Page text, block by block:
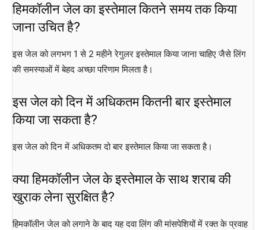
हिमकॉलीन जेल का इस्तेमाल कितने समय तक किया
जाना उचित है?
इस जेल को लगभग 1 से 2 महीने रेगुलर इस्तेमाल किया जाना चाहिए जैसे लिंग
की समस्याओं में बेहद अच्छा परिणाम मिलता है।
इस जेल को दिन में अधिकतम कितनी बार इस्तेमाल
किया जा सकता है?
इस जेल को दिन में अधिकतम दो बार इस्तेमाल किया जा सकता है।
क्या हिमकॉलीन जेल के इस्तेमाल के साथ शराब की
खुराक लेना सुरक्षित है?
हिमकॉलीन जेल को लगाने के बाद यह दवा लिंग की मांसपेशियों में रक्त के प्रवाह